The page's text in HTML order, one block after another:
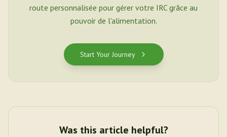
route personnalisée pour gérer votre IRC grâce au
pouvoir de l'alimentation.
Start Your Journey
Was this article helpful?